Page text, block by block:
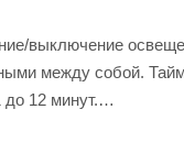
выключение
между собой.
12 минут.